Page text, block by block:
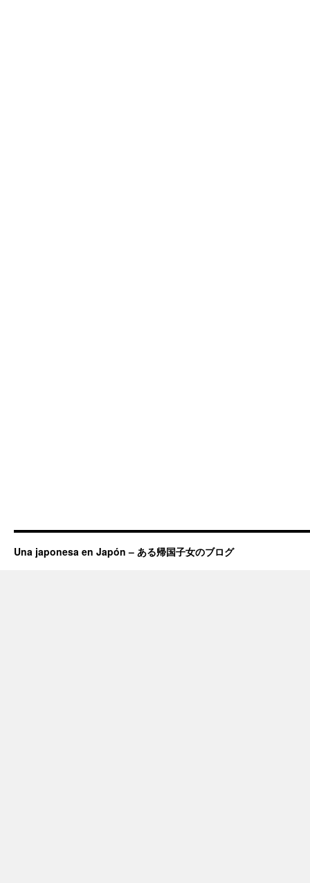
Una japonesa en Japón – ある帰国子女のブログ